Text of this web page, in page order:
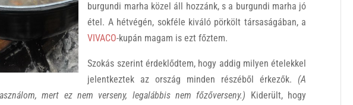
burgundi marha közel áll hozzánk, s a burgundi marha jó
étel. A hétvégén, sokféle kiváló pörkölt társaságában, a
VIVACO-kupán magam is ezt főztem.
Szokás szerint érdeklődtem, hogy addig milyen ételekkel
jelentkeztek az ország minden részéből érkezők. (A
mert ez nem verseny, legalábbis nem főzőverseny.) Kiderült, hogy